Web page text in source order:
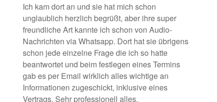
Ich kam dort an und sie hat mich schon
unglaublich herzlich begrüßt, aber ihre super
freundliche Art kannte ich schon von Audio-
Nachrichten via Whatsapp. Dort hat sie übrigens
schon jede einzelne Frage die ich so hatte
beantwortet und beim festlegen eines Termins
gab es per Email wirklich alles wichtige an
Informationen zugeschickt, inklusive eines
Vertrags. Sehr professionell alles.